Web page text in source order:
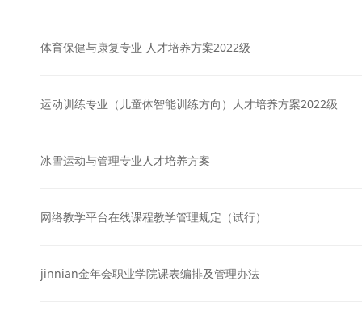
体育保健与康复专业 人才培养方案2022级
运动训练专业（儿童体智能训练方向）人才培养方案2022级
冰雪运动与管理专业人才培养方案
网络教学平台在线课程教学管理规定（试行）
jinnian金年会职业学院课表编排及管理办法